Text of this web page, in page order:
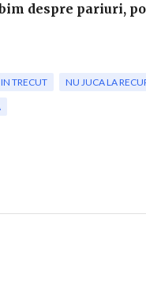
despre pariuri,
IN TRECUT NU JUCA LA